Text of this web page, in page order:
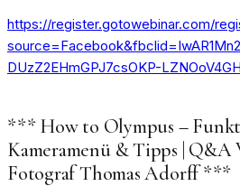
https://register.gotowebinar.com/
DUzZ2EHmGPJ7csOKP-
*** How to Olympus –
Kameramenü & Tipps | Q&A
Fotograf Thomas Adorff ***